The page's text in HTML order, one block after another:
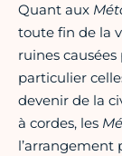
Quant aux
toute fin de la
ruines
particulier
devenir de la
à cordes, les
l’arrangement